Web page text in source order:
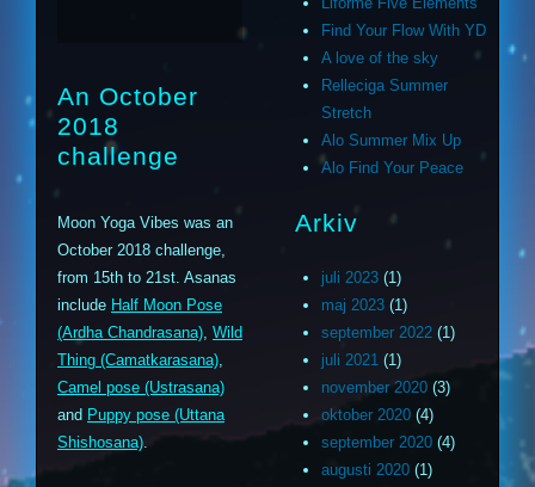
An October
2018
challenge
Moon Yoga Vibes was an
October 2018 challenge,
from 15th to 21st. Asanas
include Half Moon Pose
(Ardha Chandrasana) Wild
Thing (Camatkarasana)
Camel pose (Ustrasana)
and Puppy pose (Uttana
Shishosana)
Find Your Flow With YD
A love of the sky
Relleciga Summer
Stretch
Alo Summer Mix Up
Alo Find Your Peace
Arkiv
juli 2023 (1)
maj 2023 (1)
september 2022 (1)
juli 2021 (1)
november 2020 (3)
oktober 2020 (4)
september 2020 (4)
augusti 2020 (1)